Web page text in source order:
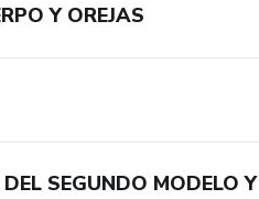
Y OREJAS
SEGUNDO MODELO Y